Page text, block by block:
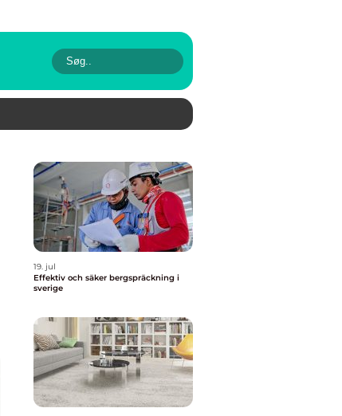
19. jul
Effektiv och säker bergspräckning i
sverige